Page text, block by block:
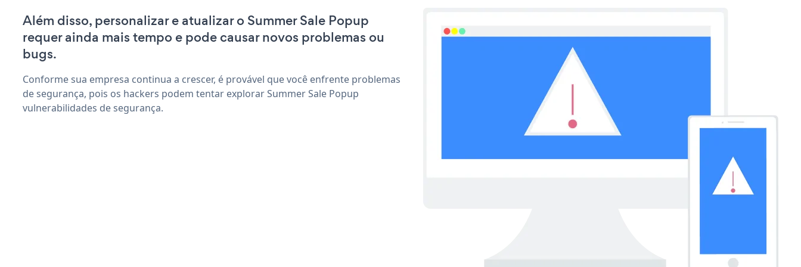
Além disso, personalizar e atualizar o Summer Sale Popup
requer ainda mais tempo e pode causar novos problemas ou
bugs.
Conforme sua empresa continua a crescer, é provável que você enfrente problemas
de segurança, pois os hackers podem tentar explorar Summer Sale Popup
vulnerabilidades de segurança.